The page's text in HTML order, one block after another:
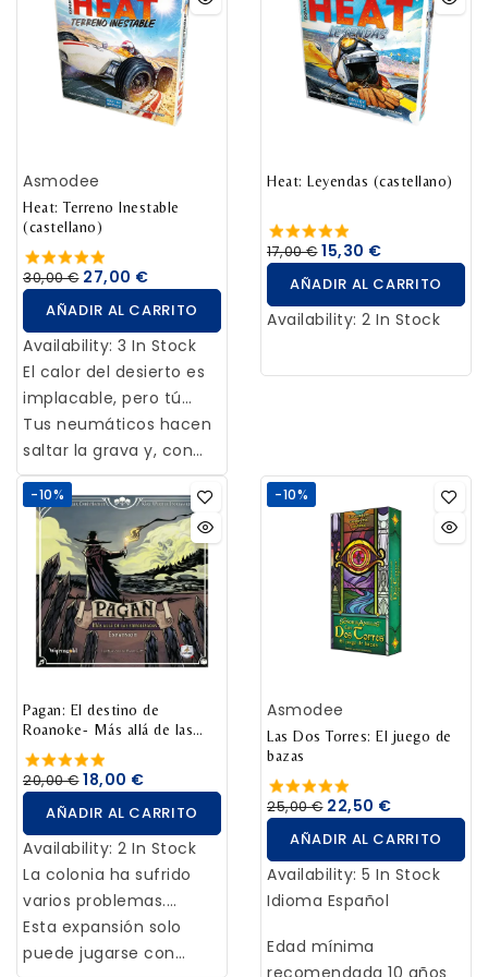
expansión, el desarrollo
y la producción, la
investigación y el
avance tecnológico.
beneficios. Gestiona tu
producción de recursos
y apoya el crecimiento
de tu comunidad.
Explora tierras, coloniza
ciudades y construye
estructuras únicas.
astuto para cumplir tu
oscuro destino antes
que tus oponentes?
Asmodee
Heat: Terreno Inestable
(castellano)
30,00 € 27,00 €
AÑADIR AL CARRITO
Availability: 3 In Stock
El calor del desierto es
implacable, pero tú
también... ¡Pisa a fondo
el acelerador!!!
Tus neumáticos hacen
saltar la grava y, con
una sacudida
vertiginosa, tu coche
empieza a hacer un
trompo. Embrague.
Marcha. Acelerador. El
motor ruge y tu bólido
se lanza hacia la
próxima curva trazando
perfecta. Esta vez te
has librado, pero presta
atención a la grava
suelta que hay en la
pista
Heat: Leyendas (castellano)
17,00 € 15,30 €
AÑADIR AL CARRITO
Availability: 2 In Stock
-10%
Pagan: El destino de
Roanoke- Más allá de las
empalizadas
20,00 € 18,00 €
AÑADIR AL CARRITO
Availability: 2 In Stock
La colonia ha sufrido
varios problemas.
Incluso sin la
desconcertante
Esta expansión solo
puede jugarse con
-10%
Asmodee
Las Dos Torres: El juego de
bazas
25,00 € 22,50 €
AÑADIR AL CARRITO
Availability: 5 In Stock
Idioma Español
Edad mínima